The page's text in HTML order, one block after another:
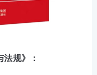
法规》：